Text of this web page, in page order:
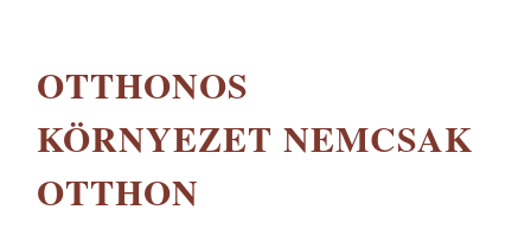
OTTHONOS
KÖRNYEZET NEMCSAK
OTTHON